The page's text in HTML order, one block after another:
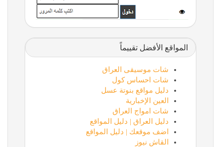
المواقع الأفضل تقييماً
شات موسيقى العراق
شات احساس كول
دليل مواقع بنوتة عسل
العين الإخبارية
شات امواج العراق
دليل العراق | دليل المواقع
اضف موقعك | دليل المواقع
القاش نيوز